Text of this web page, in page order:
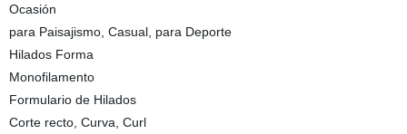
Ocasión
para Paisajismo, Casual, para Deporte
Hilados Forma
Monofilamento
Formulario de Hilados
Corte recto, Curva, Curl